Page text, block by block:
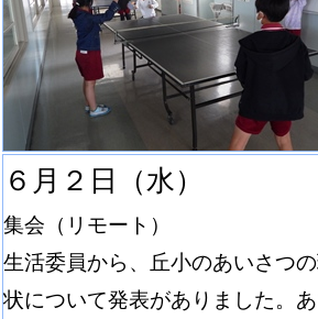
６月２日（水）
集会（リモート）
生活委員から、丘小のあいさつ
状について発表がありました。